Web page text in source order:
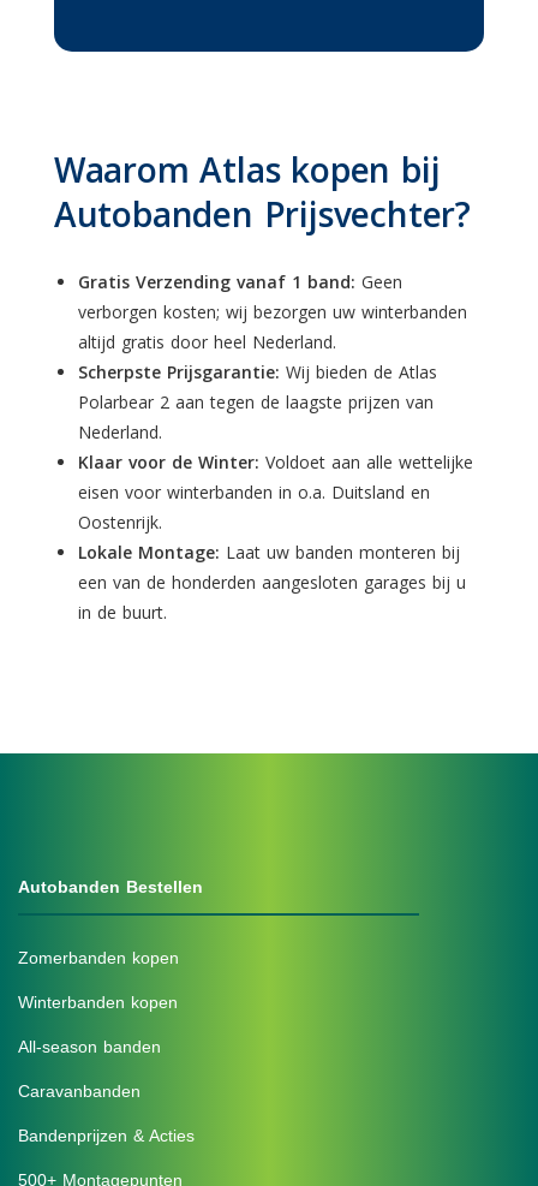
Waarom Atlas kopen bij
Autobanden Prijsvechter?
Gratis Verzending vanaf 1 band: Geen
verborgen kosten; wij bezorgen uw winterbanden
altijd gratis door heel Nederland.
Scherpste Prijsgarantie: Wij bieden de Atlas
Polarbear 2 aan tegen de laagste prijzen van
Nederland.
Klaar voor de Winter: Voldoet aan alle wettelijke
eisen voor winterbanden in o.a. Duitsland en
Oostenrijk.
Lokale Montage: Laat uw banden monteren bij
een van de honderden aangesloten garages bij u
in de buurt.
Autobanden Bestellen
Zomerbanden kopen
Winterbanden kopen
All-season banden
Caravanbanden
Bandenprijzen & Acties
500+ Montagepunten